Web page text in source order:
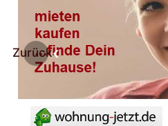
Zurück